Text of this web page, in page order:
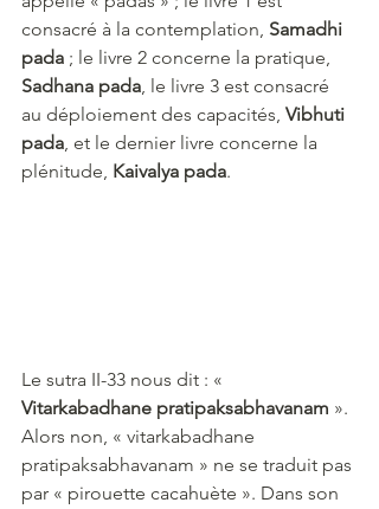
consacré à la contemplation, Samadhi
pada ; le livre 2 concerne la pratique,
Sadhana pada, le livre 3 est consacré
au déploiement des capacités, Vibhuti
pada, et le dernier livre concerne la
plénitude, Kaivalya pada.
Le sutra II-33 nous dit : «
Vitarkabadhane pratipaksabhavanam ».
Alors non, « vitarkabadhane
pratipaksabhavanam » ne se traduit pas
par « pirouette cacahuète ». Dans son